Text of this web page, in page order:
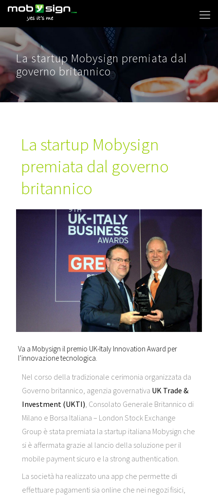
La startup Mobysign premiata dal
governo britannico
La startup Mobysign
premiata dal governo
britannico
Va a Mobysign il premio UK-Italy Innovation Award per
l’innovazione tecnologica.
Nel corso della tradizionale cerimonia organizzata da
Governo britannico, agenzia governativa UK Trade &
Investment (UKTI) , Consolato Generale Britannico di
Milano e Borsa Italiana – London Stock Exchange
Group è stata premiata la startup italiana Mobysign che
si è affermata grazie al lancio della soluzione per il
mobile payment sicuro e la strong authentication.
La società ha realizzato una app che permette di
effettuare pagamenti sia online che nei negozi fisici,